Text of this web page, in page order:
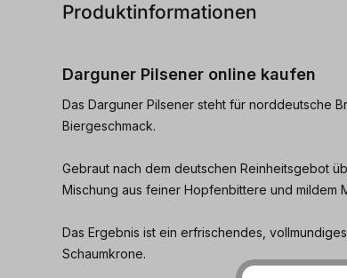
Produktinformationen
Darguner Pilsener online kaufen
Das Darguner Pilsener steht für norddeutsche
Biergeschmack.
Gebraut nach dem deutschen Reinheitsgebot
Mischung aus feiner Hopfenbittere und mildem
Das Ergebnis ist ein erfrischendes,
Schaumkrone.